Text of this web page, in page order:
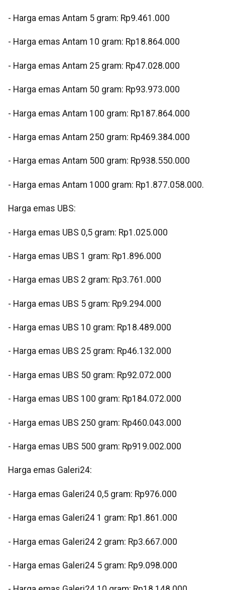
- Harga emas Antam 5 gram: Rp9.461.000
- Harga emas Antam 10 gram: Rp18.864.000
- Harga emas Antam 25 gram: Rp47.028.000
- Harga emas Antam 50 gram: Rp93.973.000
- Harga emas Antam 100 gram: Rp187.864.000
- Harga emas Antam 250 gram: Rp469.384.000
- Harga emas Antam 500 gram: Rp938.550.000
- Harga emas Antam 1000 gram: Rp1.877.058.000.
Harga emas UBS:
- Harga emas UBS 0,5 gram: Rp1.025.000
- Harga emas UBS 1 gram: Rp1.896.000
- Harga emas UBS 2 gram: Rp3.761.000
- Harga emas UBS 5 gram: Rp9.294.000
- Harga emas UBS 10 gram: Rp18.489.000
- Harga emas UBS 25 gram: Rp46.132.000
- Harga emas UBS 50 gram: Rp92.072.000
- Harga emas UBS 100 gram: Rp184.072.000
- Harga emas UBS 250 gram: Rp460.043.000
- Harga emas UBS 500 gram: Rp919.002.000
Harga emas Galeri24:
- Harga emas Galeri24 0,5 gram: Rp976.000
- Harga emas Galeri24 1 gram: Rp1.861.000
- Harga emas Galeri24 2 gram: Rp3.667.000
- Harga emas Galeri24 5 gram: Rp9.098.000